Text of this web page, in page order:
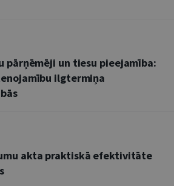
pārņēmēji un tiesu pieejamība:
ilgtermiņa
akta praktiskā efektivitāte